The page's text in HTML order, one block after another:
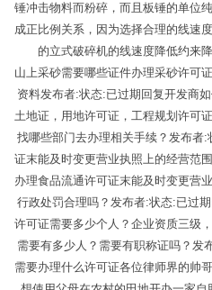
锤冲击物料而粉碎，而且板锤的单位
成正比例关系，因为选择合理的线速
的立式破碎机的线速度降低约来
山上采砂需要哪些证件办理采砂许可
资料发布者:状态:已过期回复开发商
土地证，用地许可证，工程规划许可
找哪些部门去办理相关手续？发布者
证末能及时变更营业执照上的经营范
办理食品流通许可证末能及时变更营
行政处罚合理吗？发布者:状态:已过
许可证需要多少个人？企业资质三级
需要有多少人？需要有职称证吗？发
需要办理什么许可证各位律师界的帅